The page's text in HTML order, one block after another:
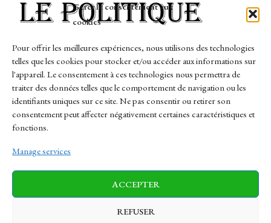
Gérer le consentement aux
cookies
Pour offrir les meilleures expériences, nous utilisons des technologies
telles que les cookies pour stocker et/ou accéder aux informations sur
l'appareil. Le consentement à ces technologies nous permettra de
traiter des données telles que le comportement de navigation ou les
identifiants uniques sur ce site. Ne pas consentir ou retirer son
consentement peut affecter négativement certaines caractéristiques et
fonctions.
Manage services
ACCEPTER
REFUSER
Links
Contact
Sitemap
News Finance-Marches Politics
Business Tech Health Sports Travel